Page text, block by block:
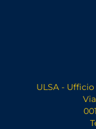
ULSA -